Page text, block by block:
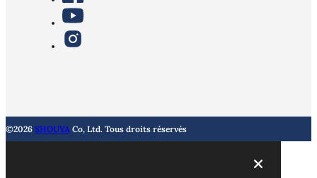
©2026 SHOUYA Co, Ltd. Tous droits réservés